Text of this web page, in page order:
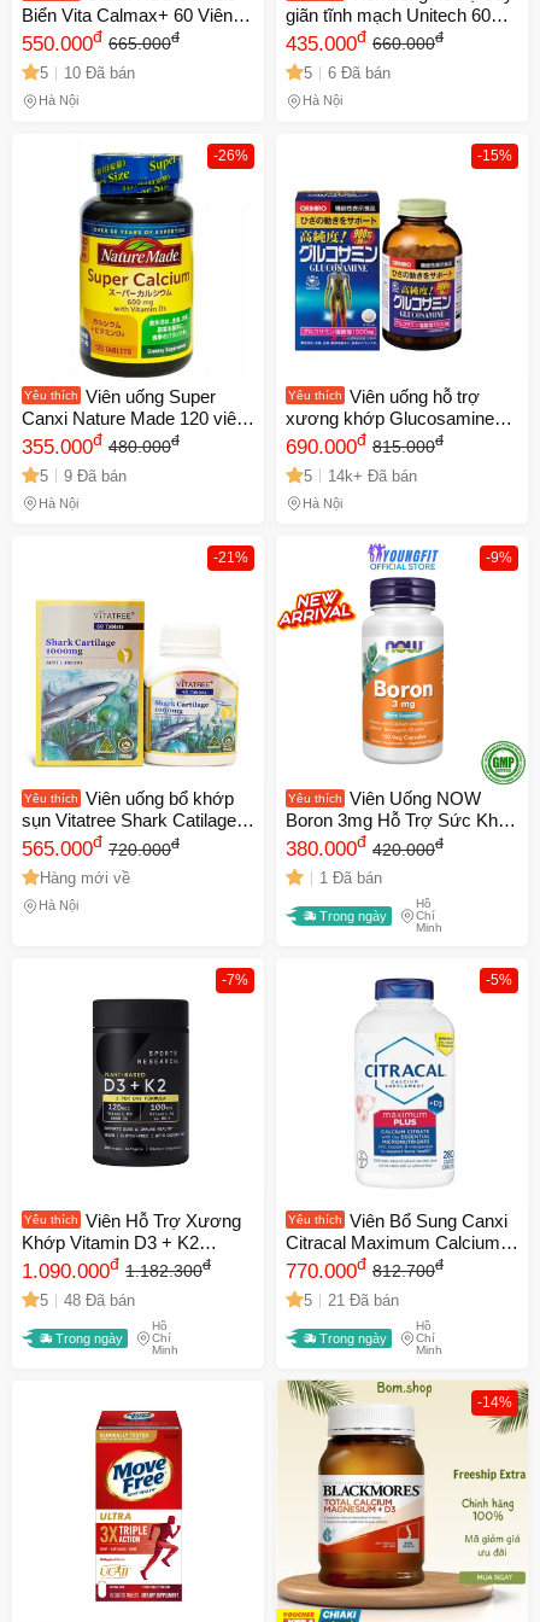
Biển Vita Calmax+ 60 Viên -
Bổ Sung Canxi, Magie,
Vitamin D3 và K2 Giúp
Xương Khỏe Mạnh
550.000đ 665.000đ
5 10 Đã bán
Hà Nội
giãn tĩnh mạch Unitech 60
viên - Giúp tuần hoàn máu,
giảm sưng viêm, cải thiện
tình trạng tĩnh mạch Nhật
Bản
435.000đ 660.000đ
5 6 Đã bán
Hà Nội
-26%
Yêu thích
Viên uống Super
Canxi Nature Made 120 viên
- Bổ sung Canxi và Vitamin D
cho xương chắc khỏe, hỗ trợ
sức đề kháng, sản phẩm
Nhật Bản
355.000đ 480.000đ
5 9 Đã bán
Hà Nội
-15%
Yêu thích
Viên uống hỗ trợ
xương khớp Glucosamine
Orihiro 1500mg - 900 viên
Nhật Bản, cải thiện sức khỏe
khớp và vận động hiệu quả.
690.000đ 815.000đ
5 14k+ Đã bán
Hà Nội
-21%
Yêu thích
Viên uống bổ khớp
sụn Vitatree Shark Catilage
1000mg 60 viên - Úc (Nhập
khẩu, tem phụ)
565.000đ 720.000đ
Hàng mới về
Hà Nội
-9%
Yêu thích
Viên Uống NOW
Boron 3mg Hỗ Trợ Sức Khỏe
Xương Khớp Chắc Khỏe -
YoungFit
380.000đ 420.000đ
1 Đã bán
Trong ngày
Hồ
Chí
Minh
-7%
Yêu thích
Viên Hỗ Trợ Xương
Khớp Vitamin D3 + K2
Sports Research 160 Viên -
Tăng Cường Hấp Thụ Canxi
và Duy Trì Sức Khỏe Xương
Răng
1.090.000đ 1.182.300đ
5 48 Đã bán
Trong ngày
Hồ
Chí
Minh
-5%
Yêu thích
Viên Bổ Sung Canxi
Citracal Maximum Calcium
Citrate D3 280 Viên - Hỗ Trợ
Xương Chắc Khỏe và Tăng
Cường Hấp Thu Vitamin D3
770.000đ 812.700đ
5 21 Đã bán
Trong ngày
Hồ
Chí
Minh
-14%